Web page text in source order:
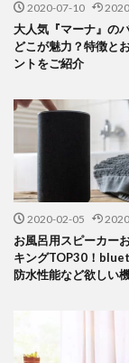
2020-07-10
大人気『マーナ』の
どこが魅力？特徴と
ントをご紹介
2020-02-05
お風呂用スピーカー
キングTOP30！
防水性能など欲しい